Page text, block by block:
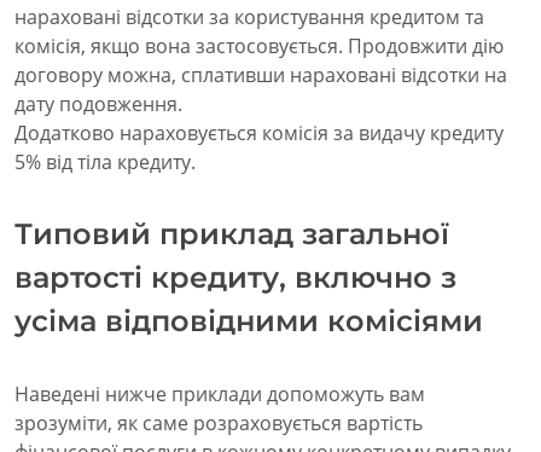
нараховані відсотки за користування кредитом та
комісія, якщо вона застосовується. Продовжити дію
договору можна, сплативши нараховані відсотки на
дату подовження.
Додатково нараховується комісія за видачу кредиту
5% від тіла кредиту.
Типовий приклад загальної
вартості кредиту, включно з
усіма відповідними комісіями
Наведені нижче приклади допоможуть вам
зрозуміти, як саме розраховується вартість